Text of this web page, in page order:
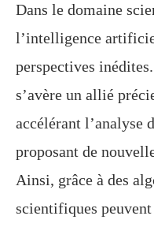
Dans le domaine
l’intelligence
perspectives
s’avère un allié
accélérant l’analyse
proposant de
Ainsi, grâce à des
scientifiques